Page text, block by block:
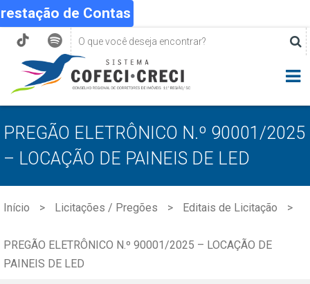
de Contas
PREGÃO ELETRÔNICO N.º 90001/2025
– LOCAÇÃO DE PAINEIS DE LED
Início Licitações / Pregões Editais de Licitação
PREGÃO ELETRÔNICO N.º 90001/2025 – LOCAÇÃO DE
PAINEIS DE LED